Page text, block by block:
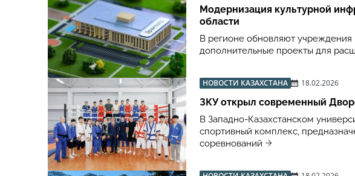
Модернизация культурной
области
В регионе обновляют учреждения
дополнительные проекты для
НОВОСТИ КАЗАХСТАНА 18.02.2026
ЗКУ открыл современный
В Западно-Казахстанском
спортивный комплекс,
соревнований